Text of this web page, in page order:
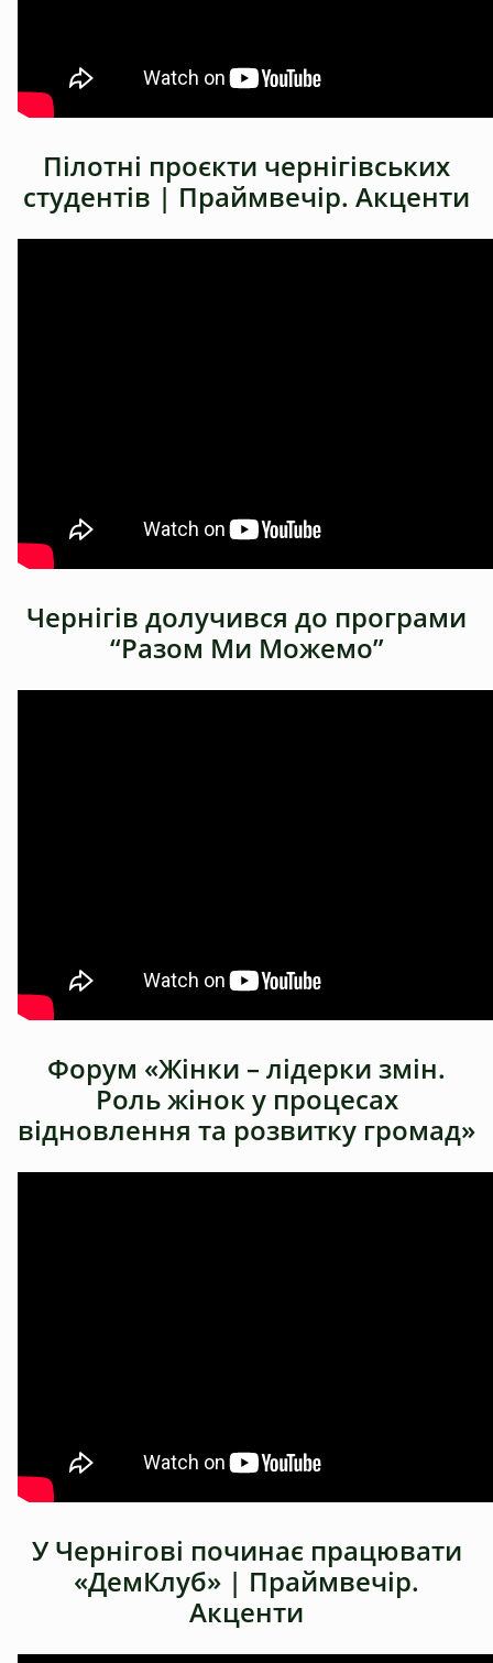
Пілотні проєкти чернігівських
студентів | Праймвечір. Акценти
Чернігів долучився до програми
“Разом Ми Можемо”
Форум «Жінки – лідерки змін.
Роль жінок у процесах
відновлення та розвитку громад»
У Чернігові починає працювати
«ДемКлуб» | Праймвечір.
Акценти